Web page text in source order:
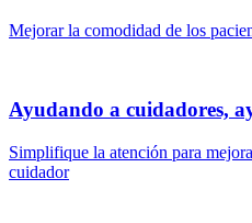
Mejorar la comodidad de los
Ayudando a cuidadores,
Simplifique la atención para
cuidador